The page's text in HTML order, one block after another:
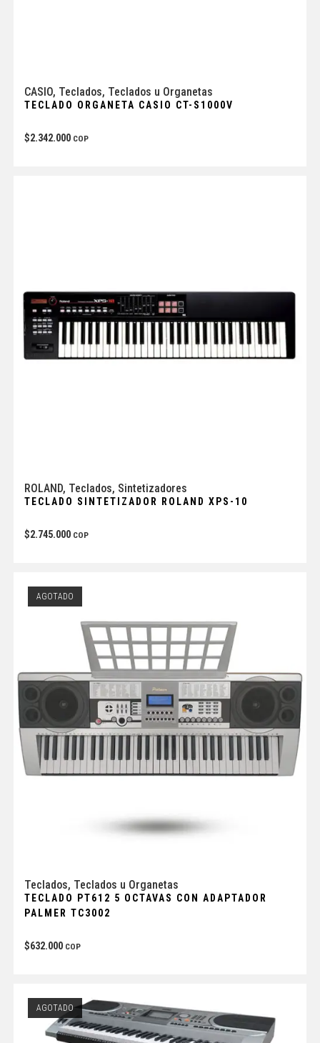
CASIO, Teclados, Teclados u Organetas
TECLADO ORGANETA CASIO CT-S1000V
$2.342.000 COP
ROLAND, Teclados, Sintetizadores
TECLADO SINTETIZADOR ROLAND XPS-10
$2.745.000 COP
AGOTADO
Teclados, Teclados u Organetas
TECLADO PT612 5 OCTAVAS CON ADAPTADOR
PALMER TC3002
$632.000 COP
AGOTADO